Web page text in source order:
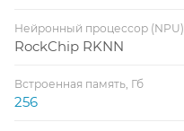
Нейронный процессор (NPU)
RockChip RKNN
Встроенная память, Гб
256